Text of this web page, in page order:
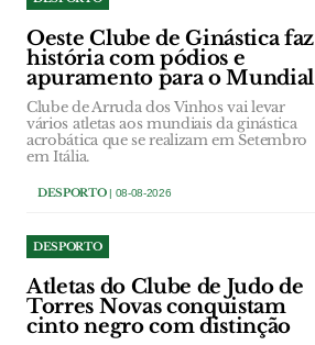
Oeste Clube de Ginástica faz
história com pódios e
apuramento para o Mundial
Clube de Arruda dos Vinhos vai levar
vários atletas aos mundiais da ginástica
acrobática que se realizam em Setembro
em Itália.
DESPORTO| 08-08-2026
DESPORTO
Atletas do Clube de Judo de
Torres Novas conquistam
cinto negro com distinção